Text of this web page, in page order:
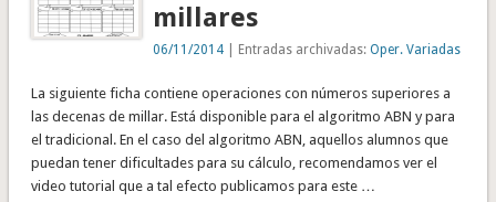
millares
06/11/2014 | Entradas archivadas:Oper. Variadas
La siguiente ficha contiene operaciones con números superiores a
las decenas de millar. Está disponible para el algoritmo ABN y para
el tradicional. En el caso del algoritmo ABN, aquellos alumnos que
puedan tener dificultades para su cálculo, recomendamos ver el
video tutorial que a tal efecto publicamos para este …